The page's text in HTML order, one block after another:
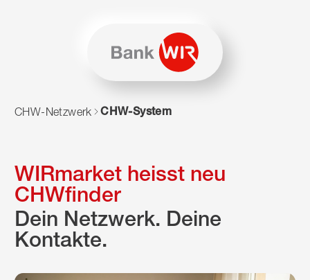
Zum Navigieren dieser Seite wird JavaScript benötigt.
CHW-Netzwerk CHW-System
WIRmarket heisst neu
CHWfinder
Dein Netzwerk. Deine
Kontakte.